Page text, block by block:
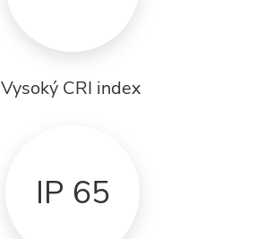
Vysoký CRI index
IP 65